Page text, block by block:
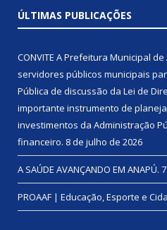
ÚLTIMAS PUBLICAÇÕES
CONVITE A Prefeitura Municipal
servidores públicos municipais
Pública de discussão da Lei de
importante instrumento de
investimentos da Administração
financeiro. 8 de julho de 2026
A SAÚDE AVANÇANDO EM ANAPÚ.
PROAAF | Educação, Esporte e